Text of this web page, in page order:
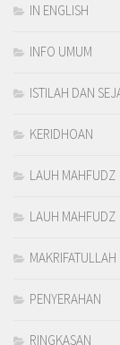
IN ENGLISH
INFO UMUM
ISTILAH DAN
KERIDHOAN
LAUH MAHFUDZ
LAUH MAHFUDZ
MAKRIFATULLAH
PENYERAHAN
RINGKASAN